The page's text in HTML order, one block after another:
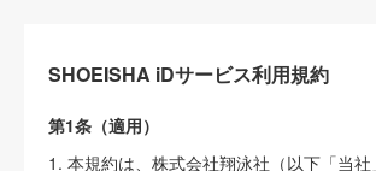
SHOEISHA iDサービス利用規約
第1条（適用）
1. 本規約は、株式会社翔泳社（以下「当社